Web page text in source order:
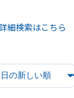
細検索はこちら